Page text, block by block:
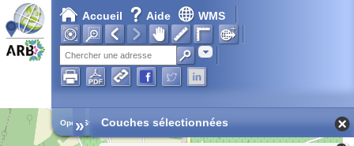
Accueil Aide WMS
Adresse
Open Street Map
» Couches sélectionnées